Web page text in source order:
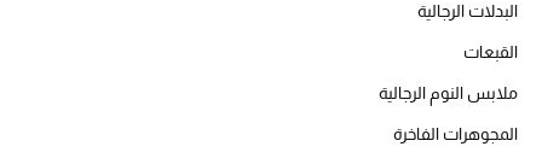
أحذية النسائية
البدلات الرجالية
القبعات
ملابس النوم الرجالية
المجوهرات الفاخرة